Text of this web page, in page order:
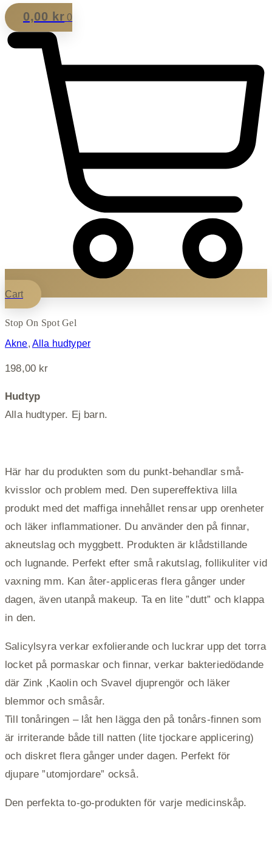
0,00 kr 0
Cart
Stop On Spot Gel
Akne, Alla hudtyper
198,00 kr
Hudtyp
Alla hudtyper. Ej barn.
Här har du produkten som du punkt-behandlar små-
kvisslor och problem med. Den supereffektiva lilla
produkt med det maffiga innehållet rensar upp orenheter
och läker inflammationer. Du använder den på finnar,
akneutslag och myggbett. Produkten är klådstillande
och lugnande. Perfekt efter små rakutslag, follikuliter vid
vaxning mm. Kan åter-appliceras flera gånger under
dagen, även utanpå makeup. Ta en lite ”dutt” och klappa
in den.
Salicylsyra verkar exfolierande och luckrar upp det torra
locket på pormaskar och finnar, verkar bakteriedödande
där Zink ,Kaolin och Svavel djuprengör och läker
blemmor och småsår.
Till tonåringen – låt hen lägga den på tonårs-finnen som
är irriterande både till natten (lite tjockare applicering)
och diskret flera gånger under dagen. Perfekt för
djupare ”utomjordare” också.
Den perfekta to-go-produkten för varje medicinskåp.